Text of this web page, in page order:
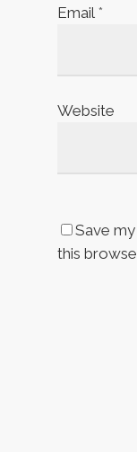
Email *
Website
Save
this